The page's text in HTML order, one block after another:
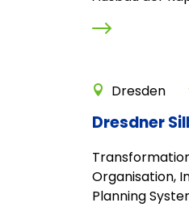
Dresden
Dresdner
Organisation,
Planning